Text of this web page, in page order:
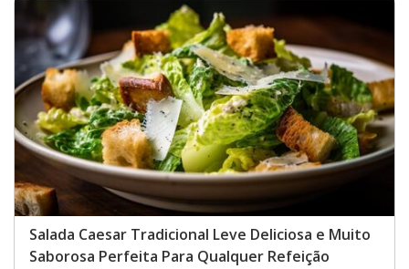
Salada Caesar Tradicional Leve Deliciosa e Muito
Saborosa Perfeita Para Qualquer Refeição